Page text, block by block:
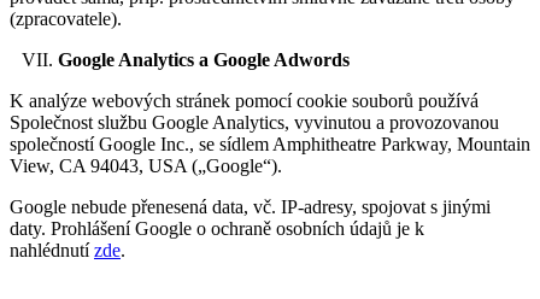
(zpracovatele).
Google Analytics a Google Adwords
K analýze webových stránek pomocí cookie souborů používá
Společnost službu Google Analytics, vyvinutou a provozovanou
společností Google Inc., se sídlem Amphitheatre Parkway, Mountain
View, CA 94043, USA („Google“).
Google nebude přenesená data, vč. IP-adresy, spojovat s jinými
daty. Prohlášení Google o ochraně osobních údajů je k
nahlédnutízde.